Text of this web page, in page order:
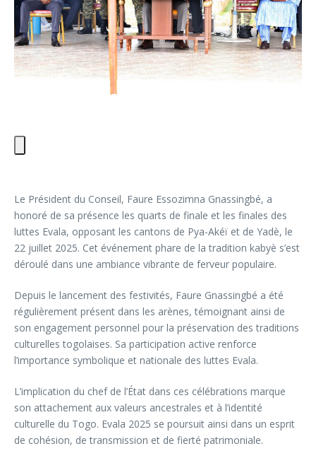
Le Président du Conseil, Faure Essozimna Gnassingbé, a
honoré de sa présence les quarts de finale et les finales des
luttes Evala, opposant les cantons de Pya-Akéï et de Yadè, le
22 juillet 2025. Cet événement phare de la tradition kabyè s’est
déroulé dans une ambiance vibrante de ferveur populaire.
Depuis le lancement des festivités, Faure Gnassingbé a été
régulièrement présent dans les arènes, témoignant ainsi de
son engagement personnel pour la préservation des traditions
culturelles togolaises. Sa participation active renforce
l’importance symbolique et nationale des luttes Evala.
L’implication du chef de l’État dans ces célébrations marque
son attachement aux valeurs ancestrales et à l’identité
culturelle du Togo. Evala 2025 se poursuit ainsi dans un esprit
de cohésion, de transmission et de fierté patrimoniale.